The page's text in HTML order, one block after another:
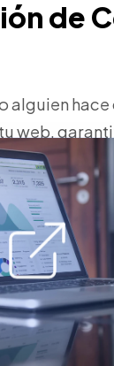
de
alguien hace
web,
en